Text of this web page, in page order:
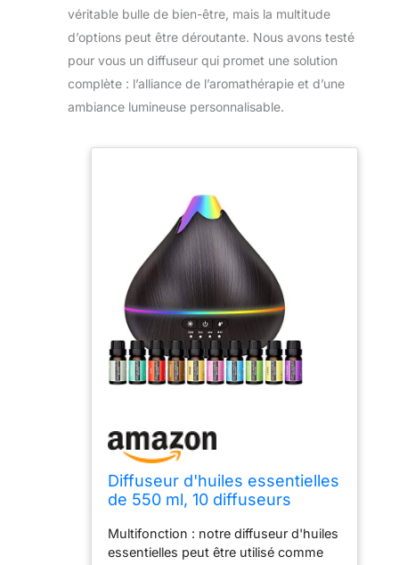
véritable bulle de bien-être, mais la multitude
d’options peut être déroutante. Nous avons testé
pour vous un diffuseur qui promet une solution
complète : l’alliance de l’aromathérapie et d’une
ambiance lumineuse personnalisable.
Diffuseur d'huiles essentielles
de 550 ml, 10 diffuseurs
technologie avancée à
ultrasons, diffuseur
Multifonction : notre diffuseur d'huiles
essentielles peut être utilisé comme